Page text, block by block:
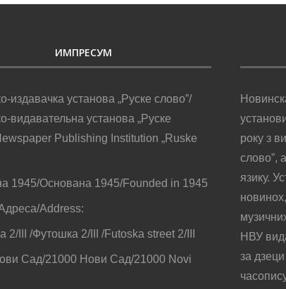
ИМПРЕСУМ
издавачка установа „Руске слово”/
видавательна установа „Руске
Publishing Institution „Ruske
1945/Основана 1945/Founded in 1945
Address:
2/III /Футошка 2/III /Futoska street 2/III
Сад/21000 Нови Сад/21000 Novi
року з
слово”,
язику.
НВУ
за